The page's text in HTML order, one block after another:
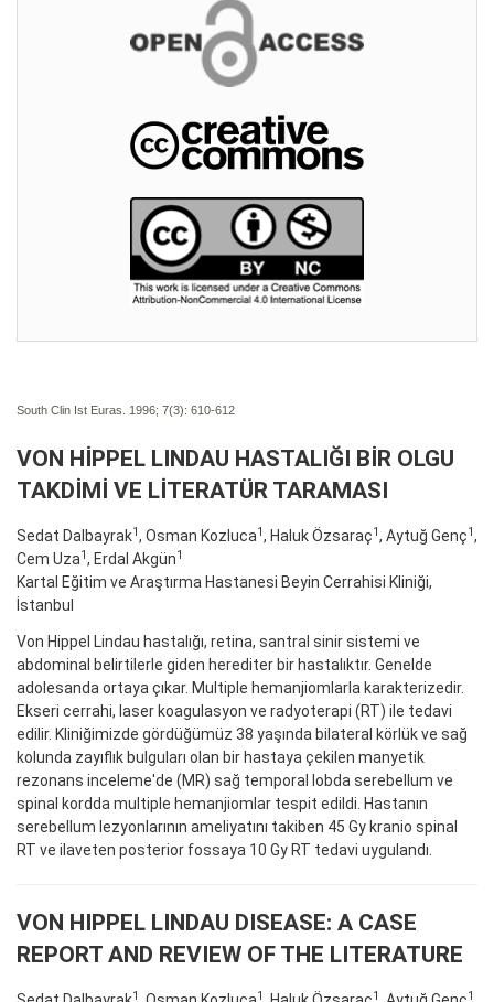
South Clin Ist Euras. 1996; 7(3): 610-612
VON HİPPEL LINDAU HASTALIĞI BİR OLGU
TAKDİMİ VE LİTERATÜR TARAMASI
Sedat Dalbayrak1, Osman Kozluca1, Haluk Özsaraç1, Aytuğ Genç1,
Cem Uza1, Erdal Akgün1
Kartal Eğitim ve Araştırma Hastanesi Beyin Cerrahisi Kliniği,
İstanbul
Von Hippel Lindau hastalığı, retina, santral sinir sistemi ve
abdominal belirtilerle giden herediter bir hastalıktır. Genelde
adolesanda ortaya çıkar. Multiple hemanjiomlarla karakterizedir.
Ekseri cerrahi, laser koagulasyon ve radyoterapi (RT) ile tedavi
edilir. Kliniğimizde gördüğümüz 38 yaşında bilateral körlük ve sağ
kolunda zayıflık bulguları olan bir hastaya çekilen manyetik
rezonans inceleme'de (MR) sağ temporal lobda serebellum ve
spinal kordda multiple hemanjiomlar tespit edildi. Hastanın
serebellum lezyonlarının ameliyatını takiben 45 Gy kranio spinal
RT ve ilaveten posterior fossaya 10 Gy RT tedavi uygulandı.
VON HIPPEL LINDAU DISEASE: A CASE
REPORT AND REVIEW OF THE LITERATURE
1 1 1 1